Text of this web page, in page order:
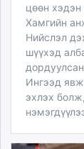
assa.mn
toim.mn
tac.mn
paparazzi.mn
unread.today
цөөн хэдэн
Хамгийн
Нийслэл
шүүхэд
Ингээд
эхлэх